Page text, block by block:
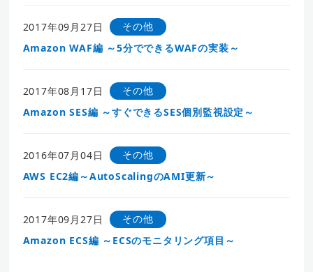
2017年09月27日
その他
Amazon WAF編 ～5分でできるWAFの実装～
2017年08月17日
その他
Amazon SES編 ～すぐできるSES個別監視設定～
2016年07月04日
その他
AWS EC2編～AutoScalingのAMI更新～
2017年09月27日
その他
Amazon ECS編 ～ECSのモニタリング項目～